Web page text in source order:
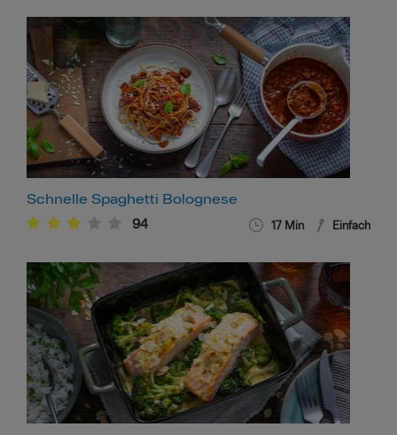
Schnelle Spaghetti Bolognese
94 17 Min Einfach